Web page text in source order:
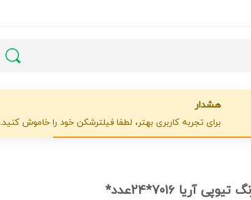
هشدار
برای تجربه کاربری بهتر، لطفا فیلترشکن خود را خاموش کنید.